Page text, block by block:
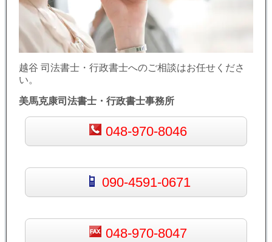
越谷 司法書士・行政書士へのご相談はお任せくださ
い。
美馬克康司法書士・行政書士事務所
048-970-8046
090-4591-0671
048-970-8047